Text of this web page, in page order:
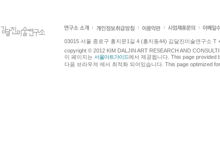
03015 서울 종로구 홍지문1길 4 (홍지동44) 김달진미술연구소 T
copyright © 2012 KIM DALJIN ART RESEARCH AND
이 페이지는 서울아트가이드에서 제공됩니다. This page provided
다음 브라우져 에서 최적화 되어있습니다. This page optimized